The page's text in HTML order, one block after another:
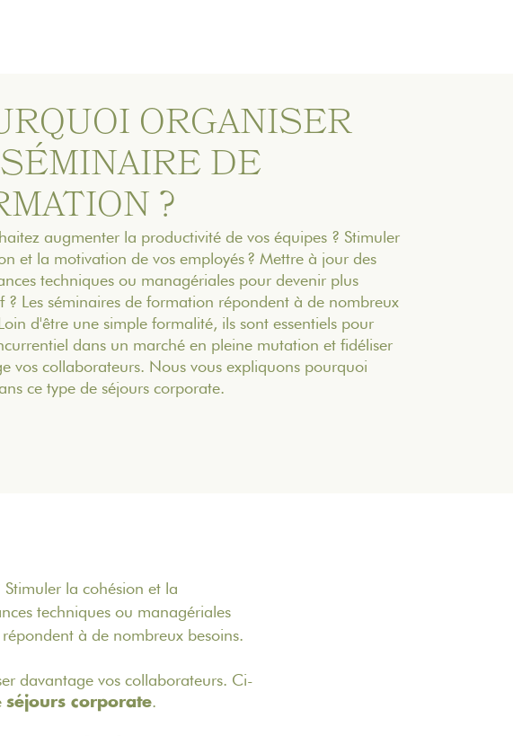
ORGANISER
DE
?
augmenter la productivité de vos équipes ? Stimuler
et la motivation de vos employés ? Mettre à jour des
techniques ou managériales pour devenir plus
? Les séminaires de formation répondent à de nombreux
d'être une simple formalité, ils sont essentiels pour
dans un marché en pleine mutation et fidéliser
vos collaborateurs. Nous vous expliquons pourquoi
ce type de séjours corporate.
la cohésion et la
techniques ou managériales
répondent à de nombreux besoins.
davantage vos collaborateurs. Ci-
séjours corporate.